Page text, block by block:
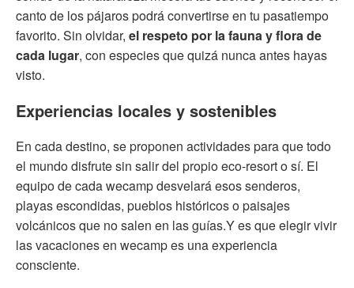
canto de los pájaros podrá convertirse en tu pasatiempo
favorito. Sin olvidar, el respeto por la fauna y flora de
cada lugar, con especies que quizá nunca antes hayas
visto.
Experiencias locales y sostenibles
En cada destino, se proponen actividades para que todo
el mundo disfrute sin salir del propio eco-resort o sí. El
equipo de cada wecamp desvelará esos senderos,
playas escondidas, pueblos históricos o paisajes
volcánicos que no salen en las guías.Y es que elegir vivir
las vacaciones en wecamp es una experiencia
consciente.